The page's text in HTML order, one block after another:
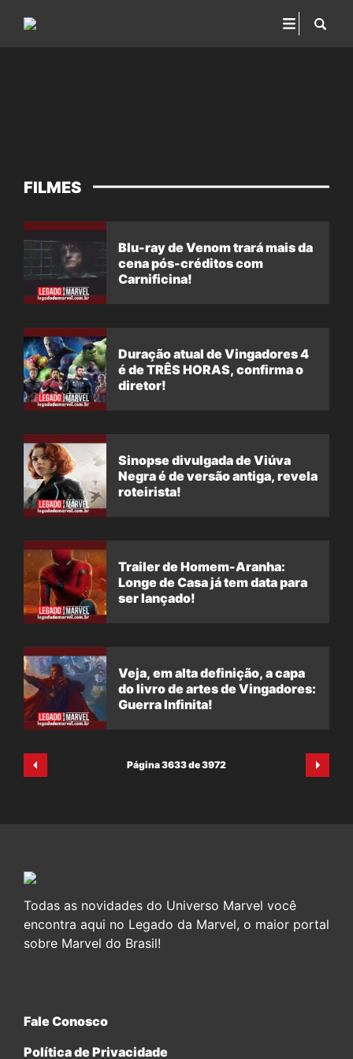
FILMES
Blu-ray de Venom trará mais da
cena pós-créditos com
Carnificina!
Duração atual de Vingadores 4
é de TRÊS HORAS, confirma o
diretor!
Sinopse divulgada de Viúva
Negra é de versão antiga, revela
roteirista!
Trailer de Homem-Aranha:
Longe de Casa já tem data para
ser lançado!
Veja, em alta definição, a capa
do livro de artes de Vingadores:
Guerra Infinita!
Página 3633 de 3972
Todas as novidades do Universo Marvel você
encontra aqui no Legado da Marvel, o maior portal
sobre Marvel do Brasil!
Fale Conosco
Política de Privacidade